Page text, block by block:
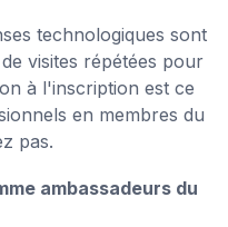
technologiques sont
visites répétées pour
à l'inscription est ce
en membres du
pas.
ambassadeurs du